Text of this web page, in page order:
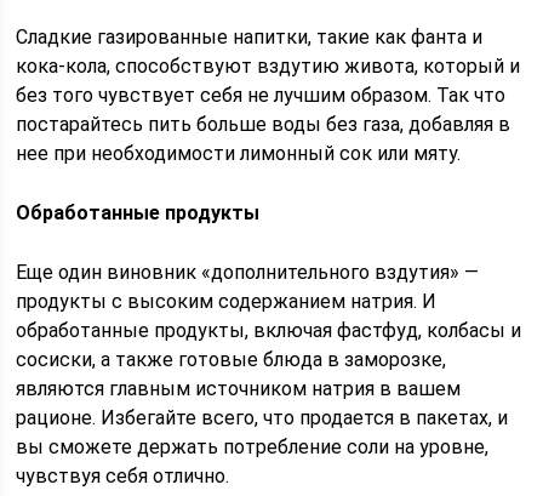
Сладкие газированные напитки, такие как фанта и
кока-кола, способствуют вздутию живота, который и
без того чувствует себя не лучшим образом. Так что
постарайтесь пить больше воды без газа, добавляя в
нее при необходимости лимонный сок или мяту.
Обработанные продукты
Еще один виновник «дополнительного вздутия» —
продукты с высоким содержанием натрия. И
обработанные продукты, включая фастфуд, колбасы и
сосиски, а также готовые блюда в заморозке,
являются главным источником натрия в вашем
рационе. Избегайте всего, что продается в пакетах, и
вы сможете держать потребление соли на уровне,
чувствуя себя отлично.